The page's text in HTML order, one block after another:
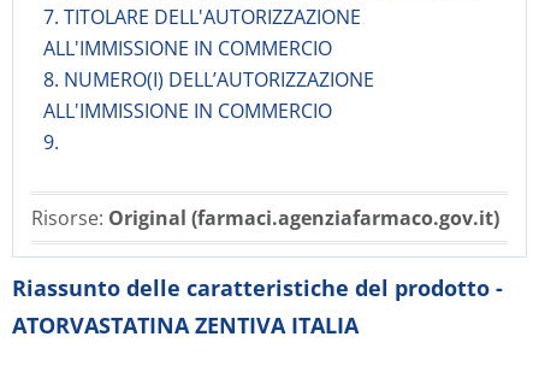
7. TITOLARE DELL'AUTORIZZAZIONE
ALL'IMMISSIONE IN COMMERCIO
8. NUMERO(I) DELL’AUTORIZZAZIONE
ALL'IMMISSIONE IN COMMERCIO
9.
Risorse: Original (farmaci.agenziafarmaco.gov.it)
Riassunto delle caratteristiche del prodotto -
ATORVASTATINA ZENTIVA ITALIA